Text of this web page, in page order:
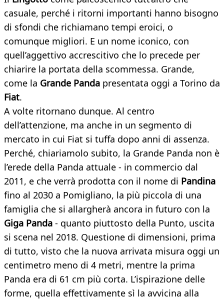
casuale, perché i ritorni importanti hanno bisogno
di sfondi che richiamano tempi eroici, o
comunque migliori. E un nome iconico, con
quell’aggettivo accrescitivo che lo precede per
chiarire la portata della scommessa. Grande,
come la Grande Panda presentata oggi a Torino da
Fiat.
A volte ritornano dunque. Al centro
dell’attenzione, ma anche in un segmento di
mercato in cui Fiat si tuffa dopo anni di assenza.
Perché, chiariamolo subito, la Grande Panda non è
l’erede della Panda attuale - in commercio dal
2011, e che verrà prodotta con il nome di Pandina
fino al 2030 a Pomigliano, la più piccola di una
famiglia che si allargherà ancora in futuro con la
Giga Panda - quanto piuttosto della Punto, uscita
si scena nel 2018. Questione di dimensioni, prima
di tutto, visto che la nuova arrivata misura oggi un
centimetro meno di 4 metri, mentre la prima
Panda era di 61 cm più corta. L’ispirazione delle
forme, quella effettivamente sì la avvicina alla